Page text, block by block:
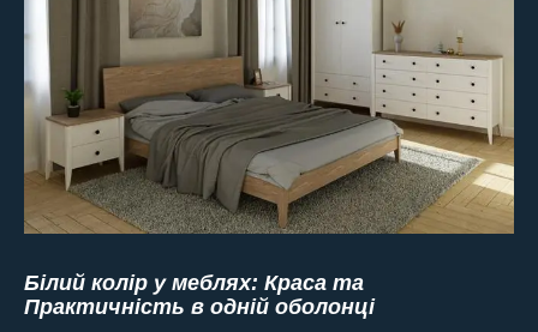
Білий колір у меблях: Краса та
Практичність в одній оболонці